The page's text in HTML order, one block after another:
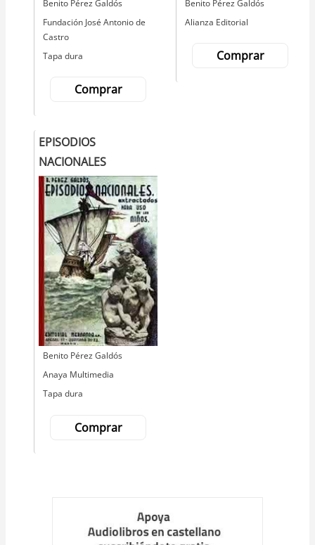
Autor
Benito Pérez Galdós
Editorial
Fundación José Antonio de
Castro
Tapa dura
Comprar
Autor
Benito Pérez Galdós
Editorial
Alianza Editorial
Comprar
EPISODIOS
NACIONALES
Autor
Benito Pérez Galdós
Editorial
Anaya Multimedia
Tapa dura
Comprar